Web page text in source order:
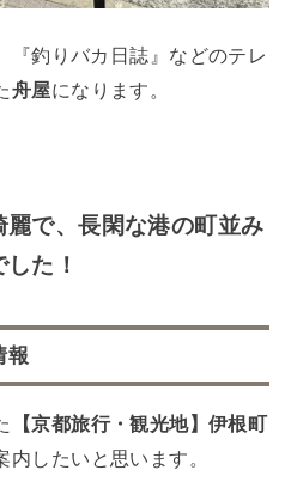
『釣りバカ日誌』などのテレ
舟屋になります。
で、長閑な港の町並み
た！
報
【京都旅行・観光地】伊根町
内したいと思います。